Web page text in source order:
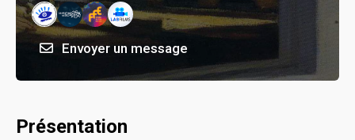
Envoyer un message
Présentation